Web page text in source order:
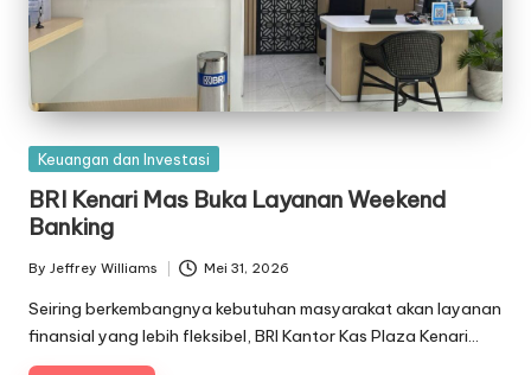
Posted
Keuangan dan Investasi
BRI Kenari Mas Buka Layanan Weekend
Banking
Posted
by
By Jeffrey Williams Mei 31, 2026
Seiring berkembangnya kebutuhan masyarakat akan layanan
finansial yang lebih fleksibel, BRI Kantor Kas Plaza Kenari…